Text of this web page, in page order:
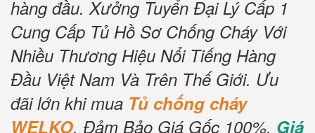
hàng đầu. Xưởng Tuyển Đại Lý Cấp 1
Cung Cấp Tủ Hồ Sơ Chống Cháy Với
Nhiều Thương Hiệu Nổi Tiếng Hàng
Đầu Việt Nam Và Trên Thế Giới. Ưu
đãi lớn khi mua Tủ chống cháy
WELKO. Đảm Bảo Giá Gốc 100%, Giá